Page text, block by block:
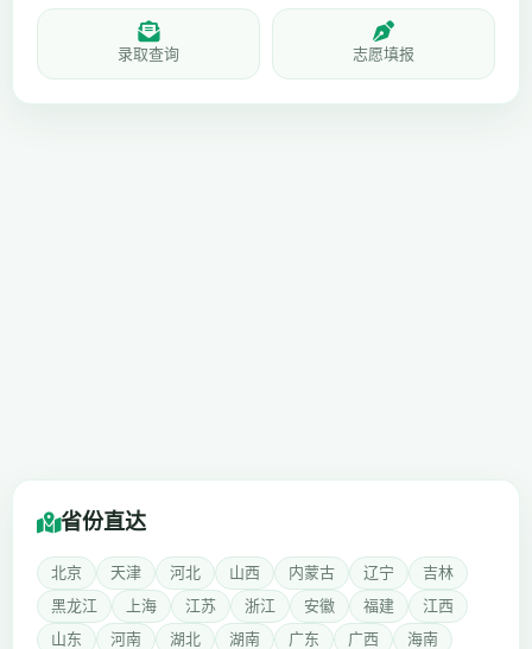
录取查询 志愿填报
省份直达
北京 天津 河北 山西 内蒙古 辽宁
吉林
黑龙江
上海 江苏 浙江 安徽 福建
江西
山东
河南 湖北 湖南 广东 广西
海南